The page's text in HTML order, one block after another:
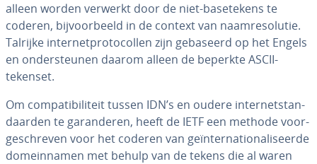
alleen worden verwerkt door de niet-bas­e­te­kens te
coderen, bij­voor­beeld in de context van naam­re­so­lu­tie.
Talrijke in­ter­net­pro­to­col­len zijn gebaseerd op het Engels
en on­der­steu­nen daarom alleen de beperkte ASCII-
tekenset.
Om com­pa­ti­bi­li­teit tussen IDN’s en oudere in­ter­net­stan­
daar­den te ga­ran­de­ren, heeft de IETF een methode voor­
ge­schre­ven voor het coderen van ge­ïn­ter­na­ti­o­na­li­seer­de
do­mein­na­men met behulp van de tekens die al waren